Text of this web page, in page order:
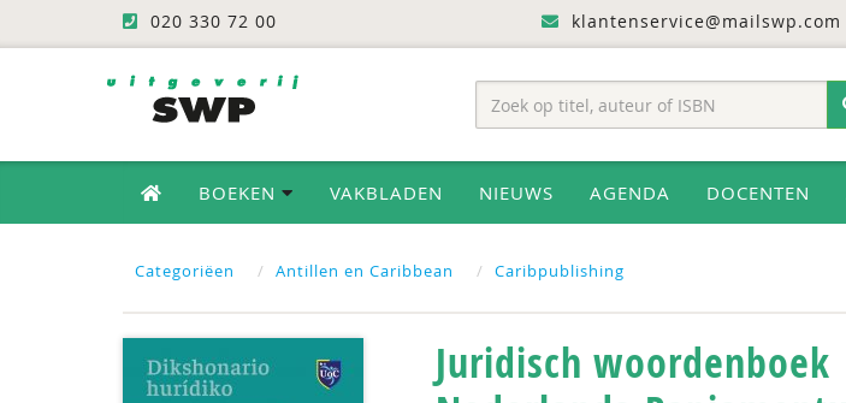
020 330 72 00 klantenservice@mailswp.com
BOEKEN VAKBLADEN NIEUWS AGENDA DOCENTEN
Categoriëen Antillen en Caribbean Caribpublishing
Juridisch woordenboek